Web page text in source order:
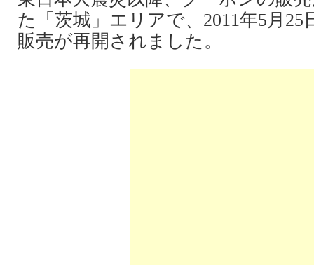
た「茨城」エリアで、2011年5月25
販売が再開されました。